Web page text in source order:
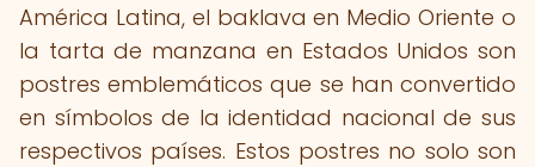
América Latina, el baklava en Medio Oriente o
la tarta de manzana en Estados Unidos son
postres emblemáticos que se han convertido
en símbolos de la identidad nacional de sus
respectivos países. Estos postres no solo son